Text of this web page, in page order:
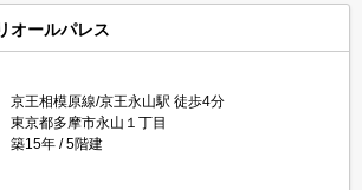
オールパレス
京王相模原線/京王永山駅 徒歩4分
東京都多摩市永山１丁目
築15年
5階建